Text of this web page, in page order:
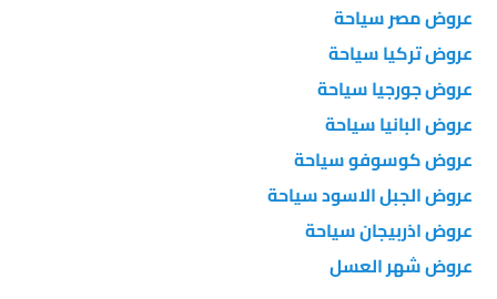
عروض مصر سياحة
عروض تركيا سياحة
عروض جورجيا سياحة
عروض البانيا سياحة
عروض كوسوفو سياحة
عروض الجبل الاسود سياحة
عروض اذربيجان سياحة
عروض شهر العسل